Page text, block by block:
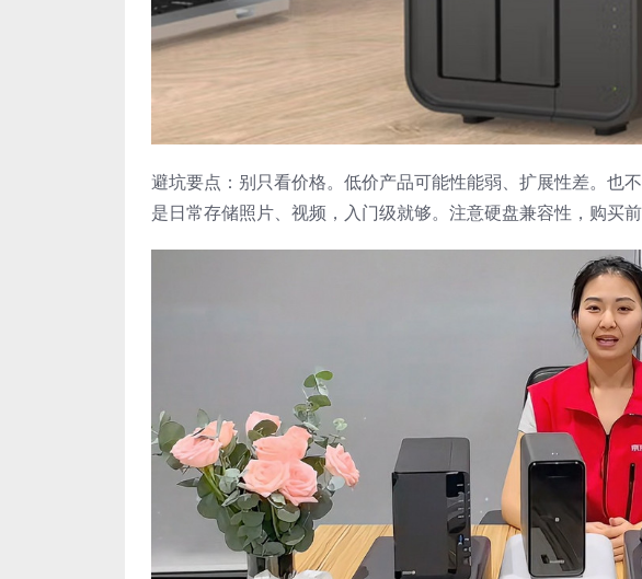
避坑要点：别只看价格。低价产品可能性能弱、扩展性差。也
是日常存储照片、视频，入门级就够。注意硬盘兼容性，购买